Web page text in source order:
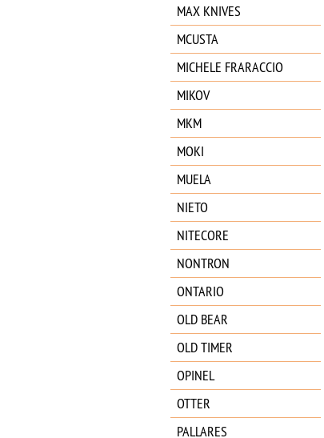
MAX KNIVES
MCUSTA
MICHELE FRARACCIO
MIKOV
MKM
MOKI
MUELA
NIETO
NITECORE
NONTRON
ONTARIO
OLD BEAR
OLD TIMER
OPINEL
OTTER
PALLARES